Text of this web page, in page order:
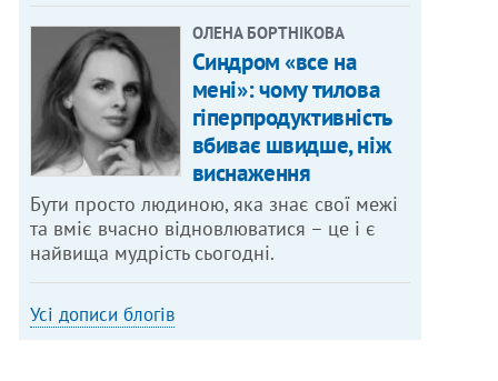
ОЛЕНА БОРТНІКОВА
Синдром «все на
мені»: чому тилова
гіперпродуктивність
вбиває швидше, ніж
виснаження
Бути просто людиною, яка знає свої межі
та вміє вчасно відновлюватися – це і є
найвища мудрість сьогодні.
Усі дописи блогів